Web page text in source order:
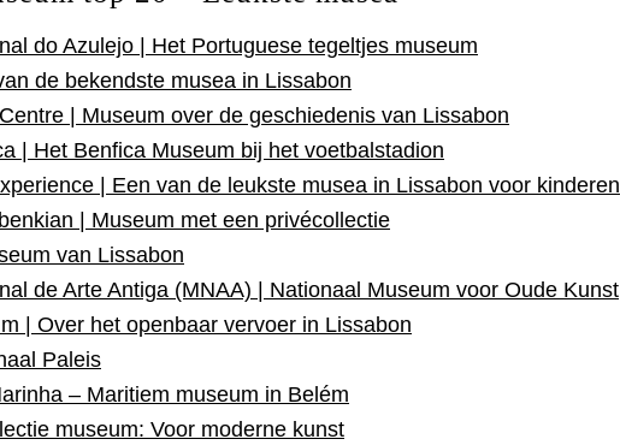
do Azulejo | Het Portuguese tegeltjes museum
de bekendste musea in Lissabon
| Museum over de geschiedenis van Lissabon
| Het Benfica Museum bij het voetbalstadion
| Een van de leukste musea in Lissabon voor kinderen
| Museum met een privécollectie
van Lissabon
de Arte Antiga (MNAA) | Nationaal Museum voor Oude Kunst
| Over het openbaar vervoer in Lissabon
Paleis
– Maritiem museum in Belém
museum: Voor moderne kunst